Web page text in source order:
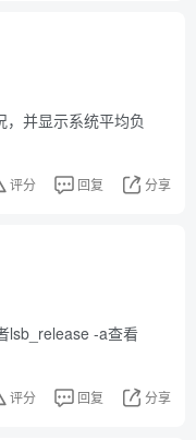
并显示系统平均负
评分 回复 分享
lsb_release -a查看
评分 回复 分享